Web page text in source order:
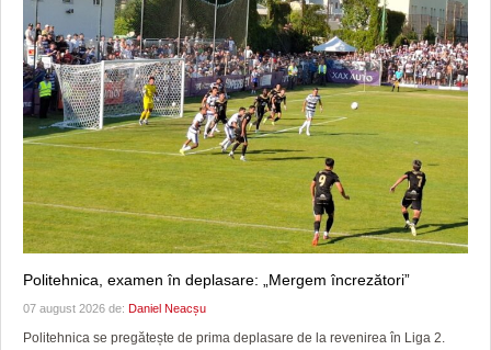
Politehnica, examen în deplasare: „Mergem încrezători”
07 august 2026 de: Daniel Neacșu
Politehnica se pregătește de prima deplasare de la revenirea în Liga 2.